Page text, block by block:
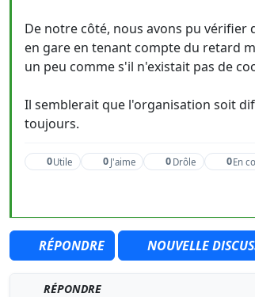
De notre côté, nous avons pu vérifier
en gare en tenant compte du retard
un peu comme s'il n'existait pas de
Il semblerait que l'organisation soit
toujours.
0Utile 0 J'aime 0 Drôle 0En
RÉPONDRE NOUVELLE
RÉPONDRE